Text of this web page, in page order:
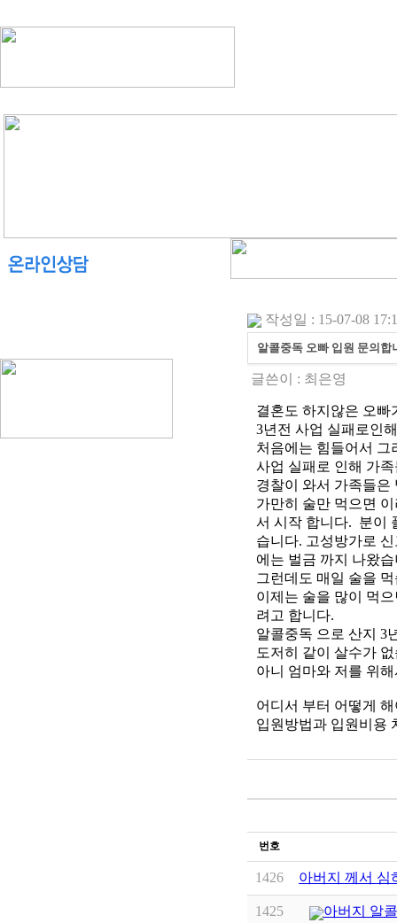
작성일 : 15-07-08
알콜중독 오빠 입원 문의합
글쓴이 : 최은영
결혼도 하지않은 오빠
3년전 사업 실패로인
처음에는 힘들어서 그
사업 실패로 인해 가
경찰이 와서 가족들은
가만히 술만 먹으면
서 시작 합니다. 분이
습니다. 고성방가로
에는 벌금 까지 나왔
그런데도 매일 술을
이제는 술을 많이 먹
려고 합니다.
알콜중독 으로 산지 3
도저히 같이 살수가
아니 엄마와 저를 위
어디서 부터 어떻게
입원방법과 입원비용
번호
1426 아버지 께서 심
1425 아버지 알